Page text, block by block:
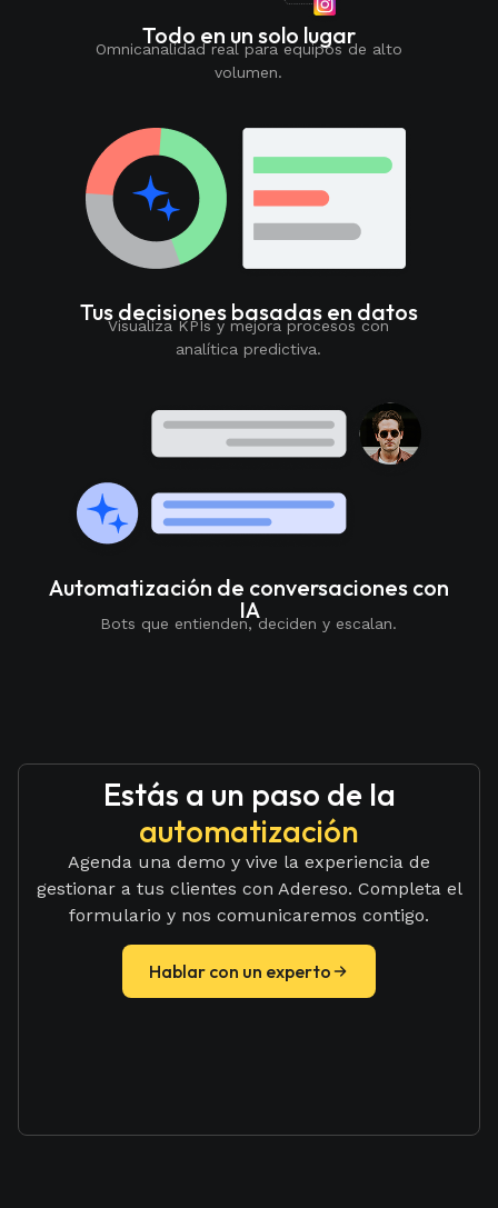
Todo en un solo lugar
Omnicanalidad real para equipos de alto
volumen.
Tus decisiones basadas en datos
Visualiza KPIs y mejora procesos con
analítica predictiva.
Automatización de conversaciones con
IA
Bots que entienden, deciden y escalan.
Estás a un paso de la
automatización
Agenda una demo y vive la experiencia de
gestionar a tus clientes con Adereso. Completa el
formulario y nos comunicaremos contigo.
Hablar con un experto